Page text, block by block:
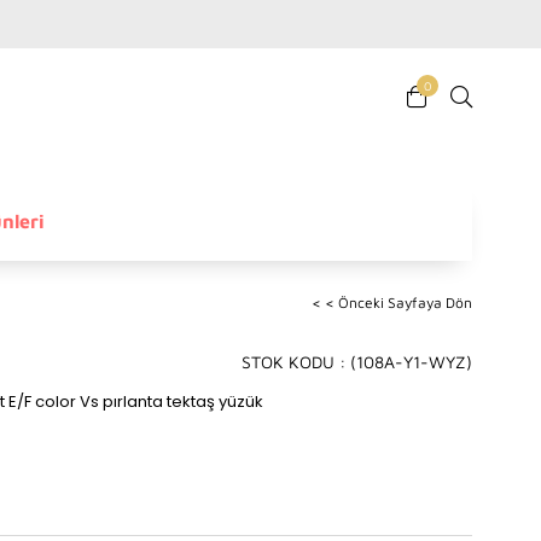
0
< < Önceki Sayfaya Dön
(108A-Y1-WYZ)
STOK KODU
E/F color Vs pırlanta tektaş yüzük